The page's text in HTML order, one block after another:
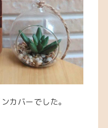
カバーでした。